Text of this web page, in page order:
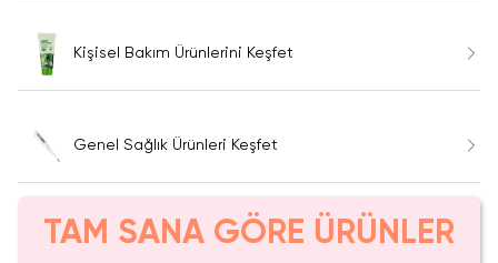
Kişisel Bakım Ürünlerini Keşfet
Genel Sağlık Ürünleri Keşfet
TAM SANA GÖRE ÜRÜNLER